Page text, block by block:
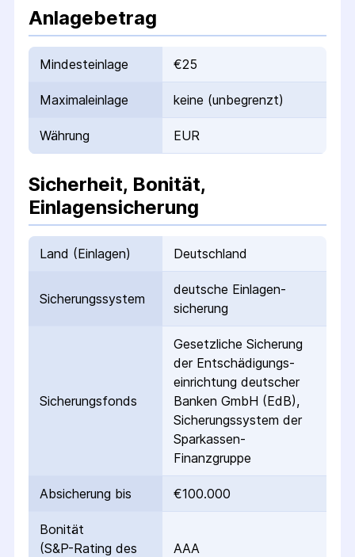
Anlagebetrag
Mindesteinlage €25
Maximaleinlage keine (unbegrenzt)
Währung EUR
Sicherheit, Bonität,
Einlagensicherung
Land (Einlagen) Deutschland
Sicherungs­system
deutsche Einlagen­
sicherung
Sicherungs­fonds
Gesetzliche Sicherung
der Entschädigungs­
einrichtung deutscher
Banken GmbH (EdB),
Sicherungssystem der
Sparkassen-
Finanzgruppe
Absicherung bis €100.000
Bonität
(S&P-Rating des
AAA